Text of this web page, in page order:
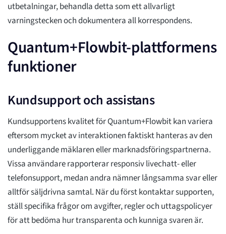
utbetalningar, behandla detta som ett allvarligt
varningstecken och dokumentera all korrespondens.
Quantum+Flowbit-plattformens
funktioner
Kundsupport och assistans
Kundsupportens kvalitet för Quantum+Flowbit kan variera
eftersom mycket av interaktionen faktiskt hanteras av den
underliggande mäklaren eller marknadsföringspartnerna.
Vissa användare rapporterar responsiv livechatt- eller
telefonsupport, medan andra nämner långsamma svar eller
alltför säljdrivna samtal. När du först kontaktar supporten,
ställ specifika frågor om avgifter, regler och uttagspolicyer
för att bedöma hur transparenta och kunniga svaren är.